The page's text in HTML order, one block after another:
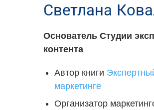
Светлана
Основатель Студии
контента
Автор книги
маркетинге
Организатор